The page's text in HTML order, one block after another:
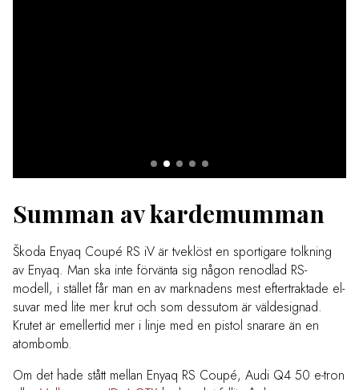
Summan av kardemumman
Škoda Enyaq Coupé RS iV är tveklöst en sportigare tolkning
av Enyaq. Man ska inte förvänta sig någon renodlad RS-
modell, i stället får man en av marknadens mest eftertraktade el-
suvar med lite mer krut och som dessutom är väldesignad.
Krutet är emellertid mer i linje med en pistol snarare än en
atombomb.
Om det hade stått mellan Enyaq RS Coupé, Audi Q4 50 e-tron